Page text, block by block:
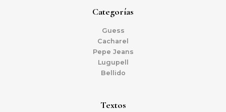
Categorías
Guess
Cacharel
Pepe Jeans
Lugupell
Bellido
Textos